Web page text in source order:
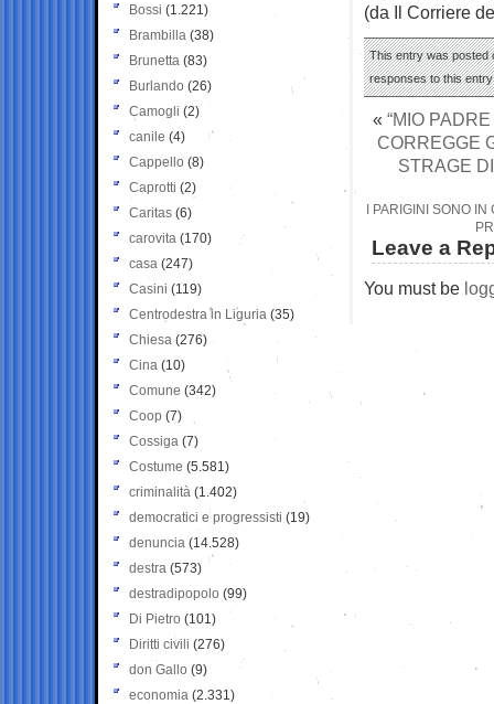
(da Il Corriere
This entry was posted
responses to this
« “MIO
CORREGGE
STRAGE
I PARIGINI SONO
Leave a
You must be
Bossi (1.221)
Brambilla (38)
Brunetta (83)
Burlando (26)
Camogli (2)
canile (4)
Cappello (8)
Caprotti (2)
Caritas (6)
carovita (170)
casa (247)
Casini (119)
Centrodestra in Liguria (35)
Chiesa (276)
Cina (10)
Comune (342)
Coop (7)
Cossiga (7)
Costume (5.581)
criminalità (1.402)
democratici e progressisti (19)
denuncia (14.528)
destra (573)
destradipopolo (99)
Di Pietro (101)
Diritti civili (276)
don Gallo (9)
economia (2.331)